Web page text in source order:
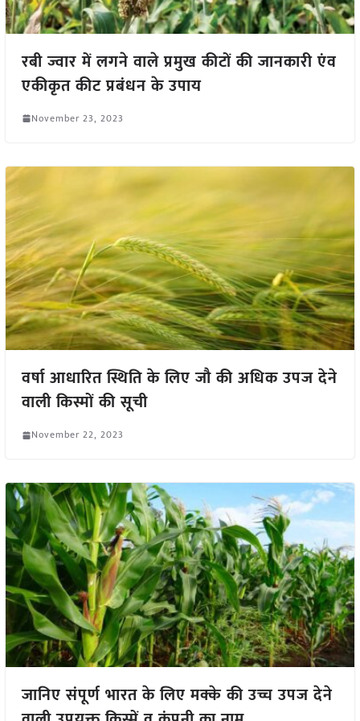
रबी ज्वार में लगने वाले प्रमुख कीटों की जानकारी एंव
एकीकृत कीट प्रबंधन के उपाय
November 23, 2023
वर्षा आधारित स्थिति के लिए जौ की अधिक उपज देने
वाली किस्मों की सूची
November 22, 2023
जानिए संपूर्ण भारत के लिए मक्के की उच्च उपज देने